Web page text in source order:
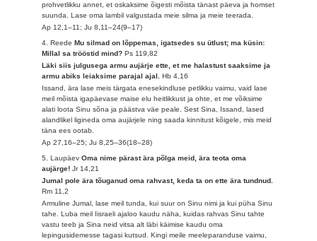
prohvetlikku annet, et oskaksime õigesti mõista tänast päeva ja homset
suunda. Lase oma lambil valgustada meie silma ja meie teerada.
Ap 12,1–11; Ju 8,11–24(9–17)
4. ReedeMu silmad on lõppemas, igatsedes su ütlust; ma küsin:
Millal sa trööstid mind?Ps 119,82
Läki siis julgusega armu aujärje ette, et me halastust saaksime ja
armu abiks leiaksime parajal ajal.Hb 4,16
Issand, ära lase meis tärgata enesekindluse petlikku vaimu, vaid lase
meil mõista igapäevase maise elu heitlikkust ja ohte, et me võiksime
alati loota Sinu sõna ja päästva väe peale. Sest Sina, Issand, lased
alandlikel ligineda oma aujärjele ning saada kinnitust kõigele, mis meid
täna ees ootab.
Ap 27,16–25; Ju 8,25–36(18–28)
5. LaupäevOma nime pärast ära põlga meid, ära teota oma
aujärge!Jr 14,21
Jumal pole ära tõuganud oma rahvast, keda ta on ette ära tundnud.
Rm 11,2
Armuline Jumal, lase meil tunda, kui suur on Sinu nimi ja kui püha Sinu
tahe. Luba meil Iisraeli ajaloo kaudu näha, kuidas rahvas Sinu tahte
vastu teeb ja Sina neid vitsa alt läbi käimise kaudu oma
lepingusidemesse tagasi kutsud. Kingi meile meeleparanduse vaimu,